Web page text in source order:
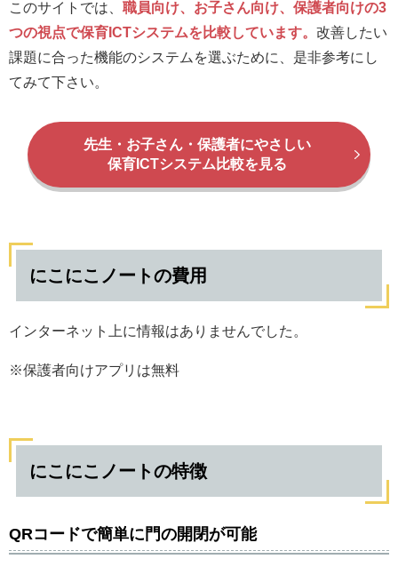
このサイトでは、 職員向け、お子さん向け、保護者向けの3
つの視点で保育ICTシステムを比較しています。 改善したい
課題に合った機能のシステムを選ぶために、是非参考にし
てみて下さい。
先生・お子さん・保護者にやさしい
保育ICTシステム比較を見る
にこにこノートの費用
インターネット上に情報はありませんでした。
※保護者向けアプリは無料
にこにこノートの特徴
QRコードで簡単に門の開閉が可能